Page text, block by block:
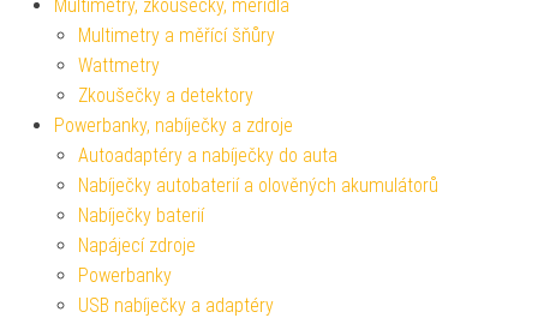
Multimetry, zkoušečky, měřidla
Multimetry a měřící šňůry
Wattmetry
Zkoušečky a detektory
Powerbanky, nabíječky a zdroje
Autoadaptéry a nabíječky do auta
Nabíječky autobaterií a olověných akumulátorů
Nabíječky baterií
Napájecí zdroje
Powerbanky
USB nabíječky a adaptéry